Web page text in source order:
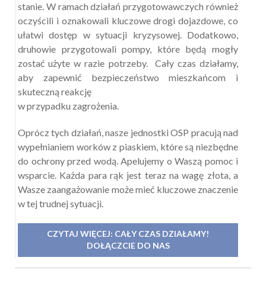
stanie. W ramach działań przygotowawczych również
oczyścili i oznakowali kluczowe drogi dojazdowe, co
ułatwi dostęp w sytuacji kryzysowej. Dodatkowo,
druhowie przygotowali pompy, które będą mogły
zostać użyte w razie potrzeby. Cały czas działamy,
aby zapewnić bezpieczeństwo mieszkańcom i
skuteczną reakcję
w przypadku zagrożenia.
Oprócz tych działań, nasze jednostki OSP pracują nad
wypełnianiem worków z piaskiem, które są niezbędne
do ochrony przed wodą. Apelujemy o Waszą pomoc i
wsparcie. Każda para rąk jest teraz na wagę złota, a
Wasze zaangażowanie może mieć kluczowe znaczenie
w tej trudnej sytuacji.
CZYTAJ WIĘCEJ: CAŁY CZAS DZIAŁAMY!
DOŁĄCZCIE DO NAS